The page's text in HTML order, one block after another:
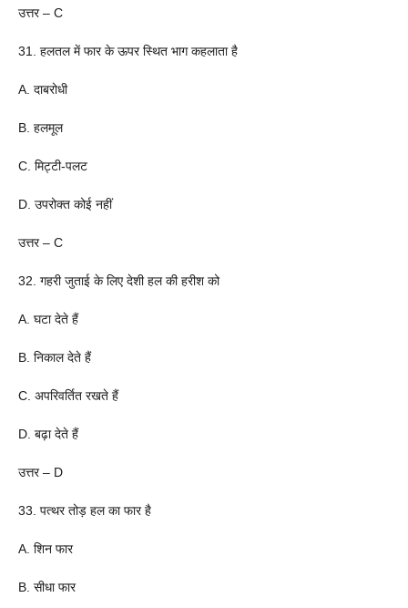
उत्तर – C
31. हलतल में फार के ऊपर स्थित भाग कहलाता है
A. दाबरोधी
B. हलमूल
C. मिट्टी-पलट
D. उपरोक्त कोई नहीं
उत्तर – C
32. गहरी जुताई के लिए देशी हल की हरीश को
A. घटा देते हैं
B. निकाल देते हैं
C. अपरिवर्तित रखते हैं
D. बढ़ा देते हैं
उत्तर – D
33. पत्थर तोड़ हल का फार है
A. शिन फार
B. सीधा फार